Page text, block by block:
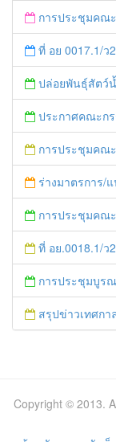
การประชุมคณะกรรมการบริห
ที่ อย 0017.1/ว2424 ลว.5 มิถุนายน 2558 เรื่อง แจ้งกำหนดตรวจประเมินและให้ค
ปล่อยพันธุ์สัตว์น้ำ"โครงก
ประกาศคณะก
การประชุมคณะกรมการจัง
ร่างมาตรการ/แนวทาง ในกา
การประชุมคณะกรรมการพัฒนาชุมชนในพื้นที่ร
ที่ อย.0018.1/ว2698 ลว.
การประชุมบูรณาการงานกระท
สรุปข่าวเทศกา
Copyright © 2013.